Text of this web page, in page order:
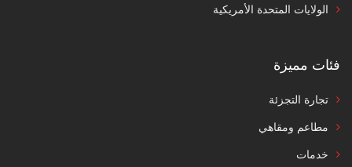
الولايات المتحدة الأمريكية
فئات مميزة
تجارة التجزئة
مطاعم ومقاهي
خدمات